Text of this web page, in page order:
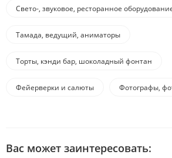
Свето-, звуковое, ресторанное
Тамада, ведущий, аниматоры
Торты, кэнди бар, шоколадный фонтан
Фейерверки и салюты Фотографы,
Вас может заинтересовать: